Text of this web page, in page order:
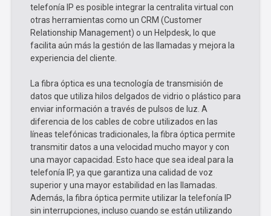
telefonía IP es posible integrar la centralita virtual con
otras herramientas como un CRM (Customer
Relationship Management) o un Helpdesk, lo que
facilita aún más la gestión de las llamadas y mejora la
experiencia del cliente.
La fibra óptica es una tecnología de transmisión de
datos que utiliza hilos delgados de vidrio o plástico para
enviar información a través de pulsos de luz. A
diferencia de los cables de cobre utilizados en las
líneas telefónicas tradicionales, la fibra óptica permite
transmitir datos a una velocidad mucho mayor y con
una mayor capacidad. Esto hace que sea ideal para la
telefonía IP, ya que garantiza una calidad de voz
superior y una mayor estabilidad en las llamadas.
Además, la fibra óptica permite utilizar la telefonía IP
sin interrupciones, incluso cuando se están utilizando